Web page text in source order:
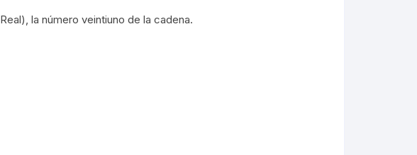
la número veintiuno de la cadena.